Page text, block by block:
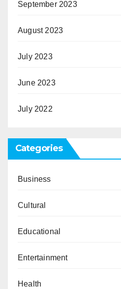
September 2023
August 2023
July 2023
June 2023
July 2022
Categories
Business
Cultural
Educational
Entertainment
Health